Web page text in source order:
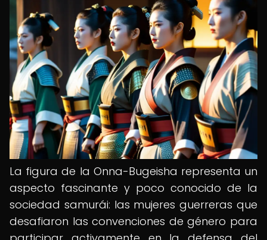
La figura de la Onna-Bugeisha representa un
aspecto fascinante y poco conocido de la
sociedad samurái: las mujeres guerreras que
desafiaron las convenciones de género para